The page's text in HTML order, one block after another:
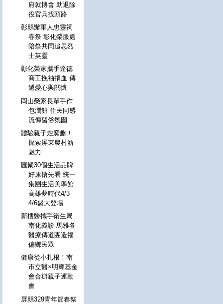
府就博會 助退除
役官兵找頭路
彰縣辦軍人忠靈祠
春祭 彰化榮服處
陪祭共同追思烈
士英靈
彰化榮家攜手達德
商工挽袖捐血 傳
遞愛心與關懷
岡山榮家長輩手作
包潤餅 住民同感
流傳習俗氛圍
體驗親子焢窯趣！
探索屏東農村新
魅力
匯聚30個生活品牌
好康搶先看 統一
集團生活美學館
高雄夢時代4/3-
4/6盛大登場
新樓醫攜手衛生局
南化義診 馬雅各
醫療傳道團造福
偏鄉民眾
健康從小扎根！南
市立醫×明輝基金
會合辦親子運動
會
屏縣329青年節春祭